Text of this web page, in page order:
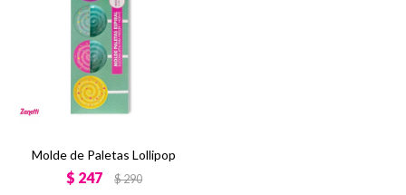
Molde de Paletas Lollipop
$ 247 $290